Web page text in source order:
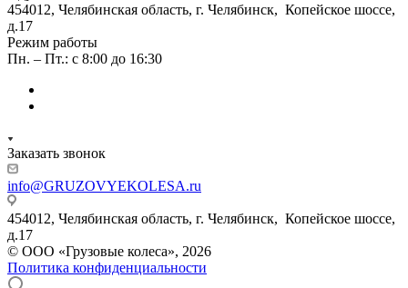
454012, Челябинская область, г. Челябинск, Копейское шоссе,
д.17
Режим работы
Пн. – Пт.: с 8:00 до 16:30
Заказать звонок
info@GRUZOVYEKOLESA.ru
454012, Челябинская область, г. Челябинск, Копейское шоссе,
д.17
© ООО «Грузовые колеса», 2026
Политика конфиденциальности